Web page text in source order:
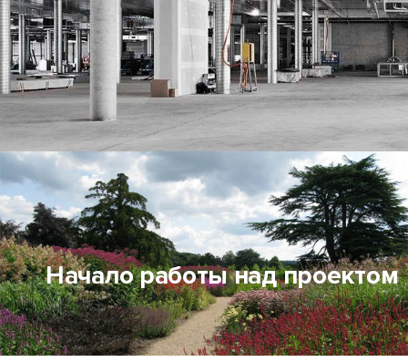
Начало работы над проектом